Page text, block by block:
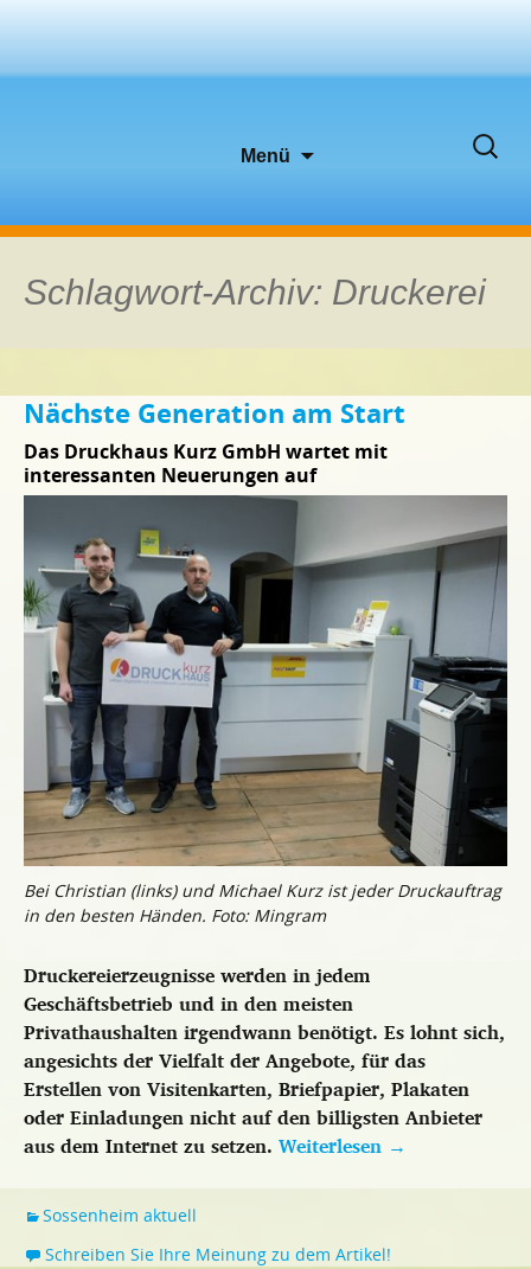
Menü
Suchen
Schlagwort-Archiv: Druckerei
Nächste Generation am Start
Das Druckhaus Kurz GmbH wartet mit
interessanten Neuerungen auf
Bei Christian (links) und Michael Kurz ist jeder Druckauftrag
in den besten Händen. Foto: Mingram
Druckereierzeugnisse werden in jedem
Geschäftsbetrieb und in den meisten
Privathaushalten irgendwann benötigt. Es lohnt sich,
angesichts der Vielfalt der Angebote, für das
Erstellen von Visitenkarten, Briefpapier, Plakaten
oder Einladungen nicht auf den billigsten Anbieter
aus dem Internet zu setzen. Weiterlesen →
Sossenheim aktuell
Schreiben Sie Ihre Meinung zu dem Artikel!